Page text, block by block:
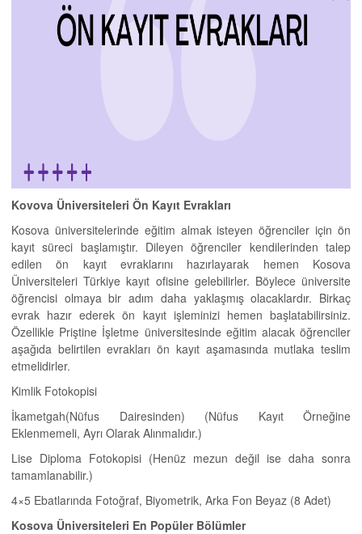
Kovova Üniversiteleri Ön Kayıt Evrakları
Kosova üniversitelerinde eğitim almak isteyen öğrenciler için ön
kayıt süreci başlamıştır. Dileyen öğrenciler kendilerinden talep
edilen ön kayıt evraklarını hazırlayarak hemen Kosova
Üniversiteleri Türkiye kayıt ofisine gelebilirler. Böylece üniversite
öğrencisi olmaya bir adım daha yaklaşmış olacaklardır. Birkaç
evrak hazır ederek ön kayıt işleminizi hemen başlatabilirsiniz.
Özellikle Priştine İşletme üniversitesinde eğitim alacak öğrenciler
aşağıda belirtilen evrakları ön kayıt aşamasında mutlaka teslim
etmelidirler.
Kimlik Fotokopisi
İkametgah(Nüfus Dairesinden) (Nüfus Kayıt Örneğine
Eklenmemeli, Ayrı Olarak Alınmalıdır.)
Lise Diploma Fotokopisi (Henüz mezun değil ise daha sonra
tamamlanabilir.)
4×5 Ebatlarında Fotoğraf, Biyometrik, Arka Fon Beyaz (8 Adet)
Kosova Üniversiteleri En Popüler Bölümler